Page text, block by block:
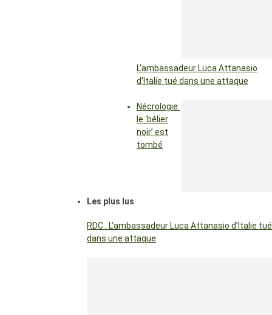
L’ambassadeur Luca Attanasio
d’Italie tué dans une attaque
Nécrologie:
le ‘bélier
noir’ est
tombé
Les plus lus
RDC : L’ambassadeur Luca Attanasio d’Italie tué
dans une attaque